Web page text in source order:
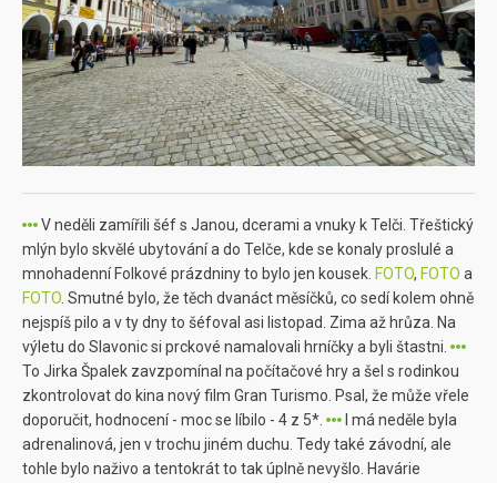
V neděli zamířili šéf s Janou, dcerami a vnuky k Telči. Třeštický
mlýn bylo skvělé ubytování a do Telče, kde se konaly proslulé a
mnohadenní Folkové prázdniny to bylo jen kousek. FOTO, FOTO a
FOTO . Smutné bylo, že těch dvanáct měsíčků, co sedí kolem ohně
nejspíš pilo a v ty dny to šéfoval asi listopad. Zima až hrůza. Na
výletu do Slavonic si prckové namalovali hrníčky a byli štastni.
To Jirka Špalek zavzpomínal na počítačové hry a šel s rodinkou
zkontrolovat do kina nový film Gran Turismo. Psal, že může vřele
doporučit, hodnocení - moc se líbilo - 4 z 5*.
I má neděle byla
adrenalinová, jen v trochu jiném duchu. Tedy také závodní, ale
tohle bylo naživo a tentokrát to tak úplně nevyšlo. Havárie